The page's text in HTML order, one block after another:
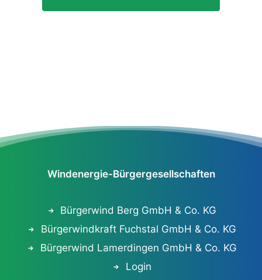
Windenergie-Bürgergesellschaften
Bürgerwind Berg GmbH & Co. KG
Bürgerwindkraft Fuchstal GmbH & Co. KG
Bürgerwind Lamerdingen GmbH & Co. KG
Login